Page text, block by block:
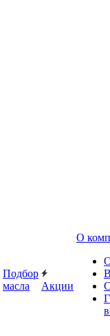
Подбор
масла
Акции
О